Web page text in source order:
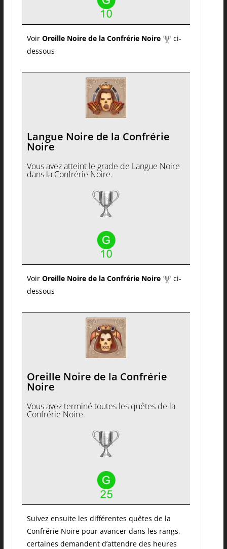
Voir Oreille Noire de la Confrérie Noire
ci-
dessous
Langue Noire de la Confrérie
Noire
Vous avez atteint le grade de Langue Noire
dans la Confrérie Noire.
Voir Oreille Noire de la Confrérie Noire
ci-
dessous
Oreille Noire de la Confrérie
Noire
Vous avez terminé toutes les quêtes de la
Confrérie Noire.
Suivez ensuite les différentes quêtes de la
Confrérie Noire pour avancer dans les rangs,
certaines demandent d’attendre des heures